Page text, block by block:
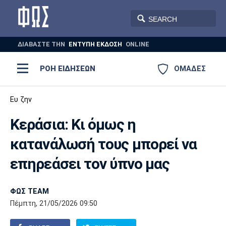
ΔΙΑΒΑΣΤΕ THN ΕΝΤΥΠΗ ΕΚΔΟΣΗ ONLINE
ΟΜΑΔΕΣ
ΡΟΗ ΕΙΔΗΣΕΩΝ
ΣΠΟΡ
AUTO-MOTO PLUS
Ποδόσφαιρο
Super League 1
Super League 2
Γ Εθνική
Ελλάδα
Μπάσκετ
Ελλάδα
Εθνική
EuroLeague
Ολυμπιακοί Αγώνες
Βόλεϊ
Πόλο
Ολυμπιακός ΑΕΚ ΠΑΟΚ
Παναθηναϊκός Ατρόμητος
Ευ ζην
Κεράσια: Κι όμως η
κατανάλωσή τους μπορεί να
επηρεάσει τον ύπνο μας
ΦΩΣ TEAM
Πέμπτη, 21/05/2026 09:50